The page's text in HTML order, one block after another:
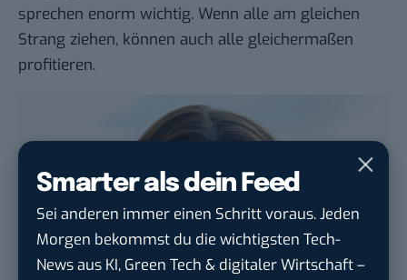
Smarter als dein Feed
Sei anderen immer einen Schritt voraus. Jeden
Morgen bekommst du die wichtigsten Tech-
News aus KI, Green Tech & digitaler Wirtschaft –
sprechen enorm wichtig. Wenn alle am gleichen
Strang ziehen, können auch alle gleichermaßen
profitieren.